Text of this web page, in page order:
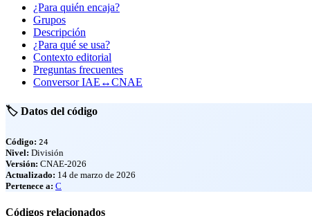
¿Para quién encaja?
Grupos
Descripción
¿Para qué se usa?
Contexto editorial
Preguntas frecuentes
Conversor IAE↔CNAE
🏷️ Datos del código
Código: 24
Nivel: División
Versión: CNAE-2026
Actualizado: 14 de marzo de 2026
Pertenece a: C
Códigos relacionados